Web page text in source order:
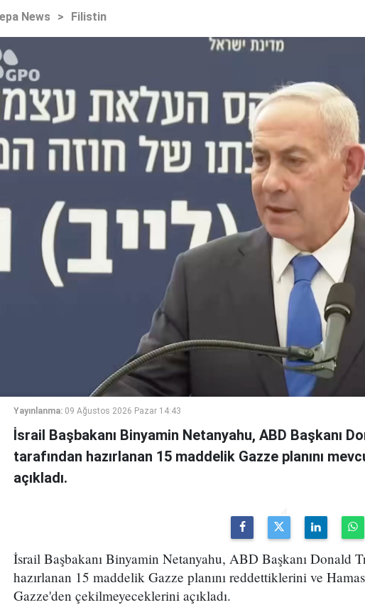
News > Filistin
Yayınlanma: 09 Ağustos 2026 Pazar 14:43
İsrail Başbakanı Binyamin Netanyahu, ABD Başkanı
tarafından hazırlanan 15 maddelik Gazze planını
açıkladı.
İsrail Başbakanı Binyamin Netanyahu, ABD Başkanı Donald
hazırlanan 15 maddelik Gazze planını reddettiklerini ve
Gazze'den çekilmeyeceklerini açıkladı.